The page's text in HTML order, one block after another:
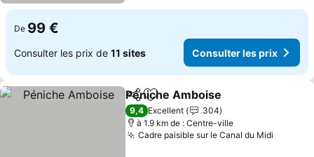
De 99 €
Consulter les prix de 11 sites Consulter les prix
PartagerAjouter à mes favoris
Péniche Amboise
9,4 Excellent
304
à 1.9 km de : Centre-ville
Cadre paisible sur le Canal du Midi